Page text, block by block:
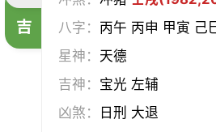
吉
八字： 丙午 丙申 甲寅 己
星神： 天德
吉神： 宝光 左辅
凶煞：
日刑 大退